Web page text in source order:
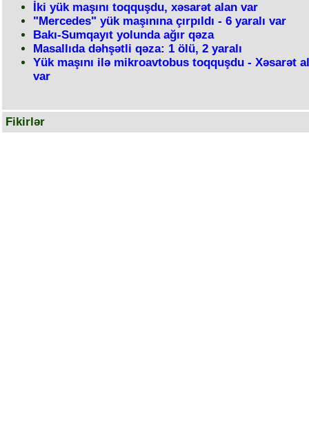
İki yük maşını toqquşdu, xəsarət alan var
"Mercedes" yük maşınına çırpıldı - 6 yaralı var
Bakı-Sumqayıt yolunda ağır qəza
Masallıda dəhşətli qəza: 1 ölü, 2 yaralı
Yük maşını ilə mikroavtobus toqquşdu - Xəsarət
var
Fikirlər